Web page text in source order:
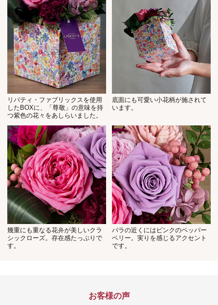
リバティ・ファブリックスを使用
したBOXに、「尊敬」の意味を持
つ紫色の花々をあしらいました。
底面にも可愛い小花柄が施されて
います。
幾重にも重なる花弁が美しいクラ
シックローズ。存在感たっぷりで
す。
バラの近くにはピンクのペッパー
ベリー。実りを感じるアクセント
です。
お客様の声